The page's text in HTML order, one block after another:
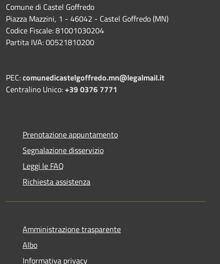
Comune di Castel Goffredo
Piazza Mazzini, 1 - 46042 - Castel Goffredo (MN)
Codice Fiscale: 81001030204
Partita IVA: 00521810200
PEC:comunedicastelgoffredo.mn@legalmail.it
Centralino Unico:+39 0376 7771
Prenotazione appuntamento
Segnalazione disservizio
Leggi le FAQ
Richiesta assistenza
Amministrazione trasparente
Albo
Informativa privacy